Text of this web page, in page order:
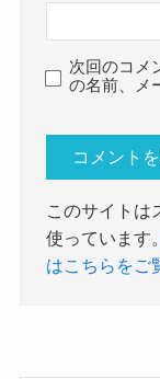
次回のコメ
の名前、メ
このサイトは
使っています。
はこちらをご